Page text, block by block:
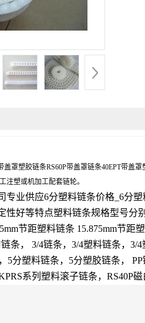
盖罩塑胶链条RS60P带盖罩链条40EPT带盖
注塑或机加工配套链轮。
专业供应6分塑料链条价格_6分
好等特点塑料链条规格型号分
节距塑料链条 15.875mm节距
条， 3/4链条，3/4塑料链条，
5分塑料链条，5分塑胶链条，
系列塑料滚子链条，RS40P磁